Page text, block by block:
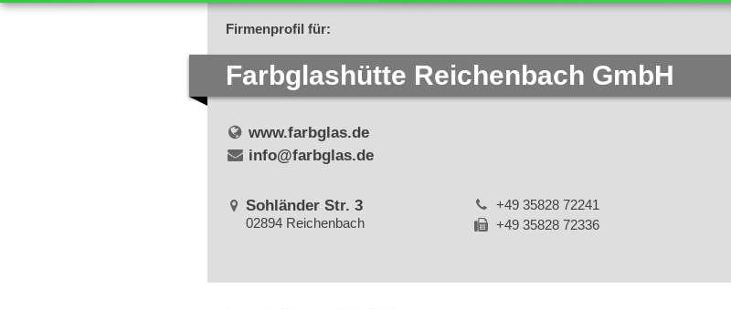
Firmenprofil für:
Farbglashütte Reichenbach GmbH
www.farbglas.de
info@farbglas.de
Sohländer Str. 3
02894 Reichenbach
+49 35828 72241
+49 35828 72336